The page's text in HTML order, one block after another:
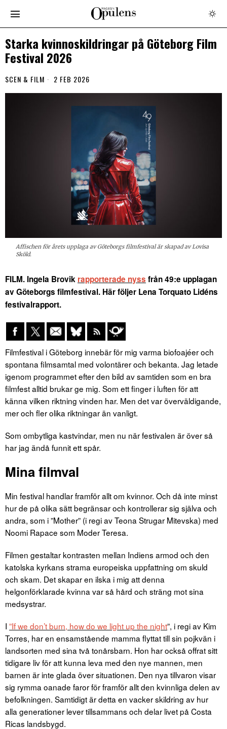
Starka kvinnoskildringar på Göteborg Film
Festival 2026
SCEN & FILM 2 FEB 2026
Affischen för årets upplaga av Göteborgs filmfestival är skapad av Lovisa
Sköld.
FILM. Ingela Brovik rapporterade nyss från 49:e upplagan
av Göteborgs filmfestival. Här följer Lena Torquato Lidéns
festivalrapport.
Filmfestival i Göteborg innebär för mig varma biofoajéer och
spontana filmsamtal med volontärer och bekanta. Jag letade
igenom programmet efter den bild av samtiden som en bra
filmfest alltid brukar ge mig. Som ett finger i luften för att
känna vilken riktning vinden har. Men det var överväldigande,
mer och fler olika riktningar än vanligt.
Som ombytliga kastvindar, men nu när festivalen är över så
har jag ändå funnit ett spår.
Mina filmval
Min festival handlar framför allt om kvinnor. Och då inte minst
hur de på olika sätt begränsar och kontrollerar sig själva och
andra, som i ”Mother” (i regi av Teona Strugar Mitevska) med
Noomi Rapace som Moder Teresa.
Filmen gestaltar kontrasten mellan Indiens armod och den
katolska kyrkans strama europeiska uppfattning om skuld
och skam. Det skapar en ilska i mig att denna
helgonförklarade kvinna var så hård och sträng mot sina
medsystrar.
I ”If we don’t burn, how do we light up the night”, i regi av Kim
Torres, har en ensamstående mamma flyttat till sin pojkvän i
landsorten med sina två tonårsbarn. Hon har också offrat sitt
tidigare liv för att kunna leva med den nye mannen, men
barnen är inte glada över situationen. Den nya tillvaron visar
sig rymma oanade faror för framför allt den kvinnliga delen av
befolkningen. Samtidigt är detta en vacker skildring av hur
alla generationer lever tillsammans och delar livet på Costa
Ricas landsbygd.